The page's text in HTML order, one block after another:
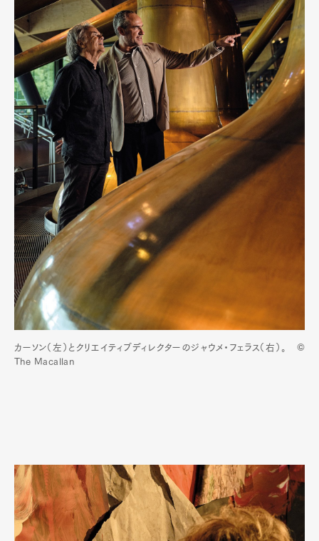
カーソン（左）とクリエイティブディレクターのジャウメ・フェラス（右）。 ©
The Macallan